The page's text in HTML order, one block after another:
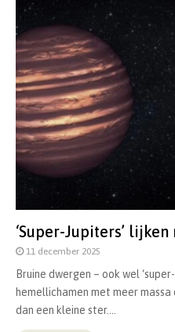
‘Super-Jupiters’
11 december 2025
Bruine dwergen – ook wel
hemellichamen met meer
dan een kleine ster....